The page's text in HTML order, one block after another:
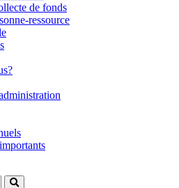
de fonds
ressource